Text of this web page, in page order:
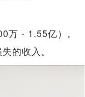
万 - 1.55亿）。
的收入。